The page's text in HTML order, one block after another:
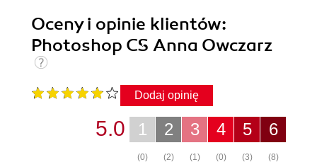
Oceny i opinie klientów:
Photoshop CS Anna Owczarz
Dodaj opinię
6
(8)
5
(3)
4
(0)
3
(1)
2
(2)
1
(0)
5.0